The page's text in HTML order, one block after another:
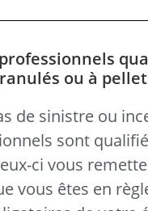
ou à
de sinistre ou
sont
ci vous
vous êtes en